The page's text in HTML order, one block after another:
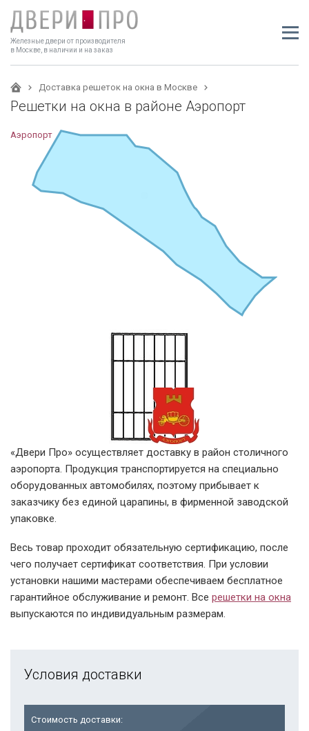
Железные двери от производителя
в Москве, в наличии и на заказ
Доставка решеток на окна в Москве
Решетки на окна в районе Аэропорт
Аэропорт
«Двери Про» осуществляет доставку в район столичного
аэропорта. Продукция транспортируется на специально
оборудованных автомобилях, поэтому прибывает к
заказчику без единой царапины, в фирменной заводской
упаковке.
Весь товар проходит обязательную сертификацию, после
чего получает сертификат соответствия. При условии
установки нашими мастерами обеспечиваем бесплатное
гарантийное обслуживание и ремонт. Все решетки на окна
выпускаются по индивидуальным размерам.
Условия доставки
Стоимость доставки: